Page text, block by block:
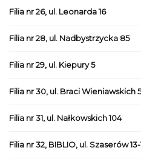
Filia nr 26, ul. Leonarda 16
Filia nr 28, ul. Nadbystrzycka 85
Filia nr 29, ul. Kiepury 5
Filia nr 30, ul. Braci Wieniawskich 5
Filia nr 31, ul. Nałkowskich 104
Filia nr 32, BIBLIO, ul. Szaserów 13-